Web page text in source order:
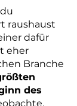
raushaust
dafür
eher
Branche
des